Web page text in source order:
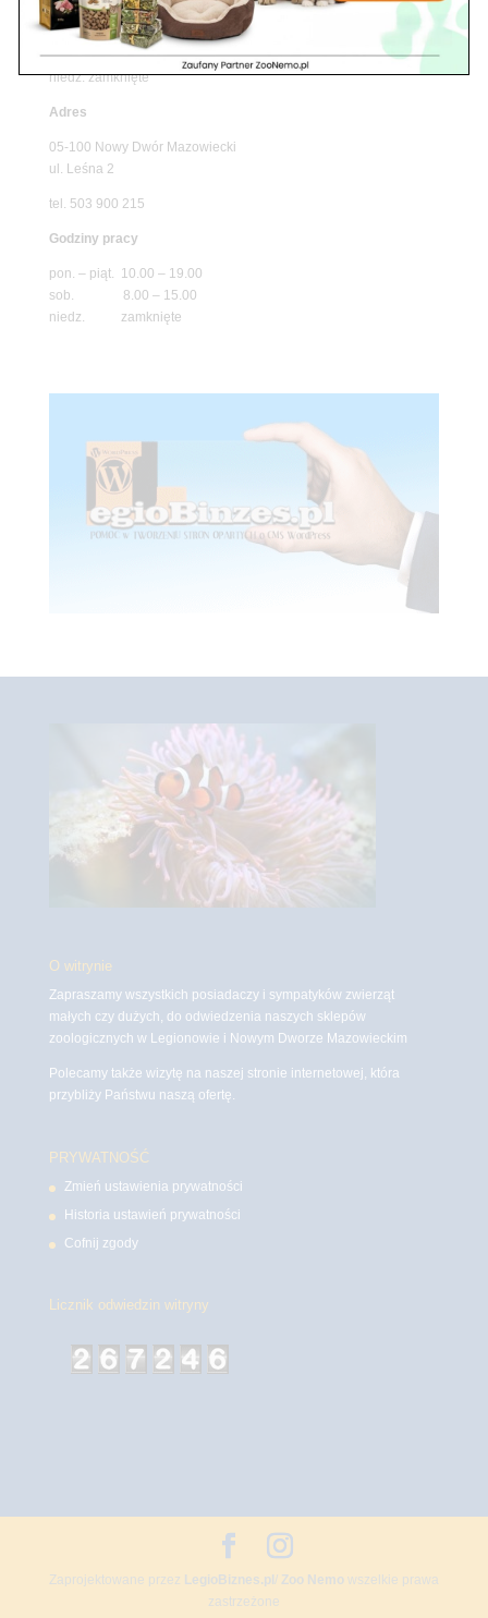
Godziny pracy
pon. – piąt. 10.00 – 19.00
sob. 10.00 – 15.00
niedz. zamknięte
Adres
05-100 Nowy Dwór Mazowiecki
ul. Leśna 2
tel. 503 900 215
Godziny pracy
pon. – piąt. 10.00 – 19.00
sob. 8.00 – 15.00
niedz. zamknięte
O witrynie
Zapraszamy wszystkich posiadaczy i sympatyków zwierząt
małych czy dużych, do odwiedzenia naszych sklepów
zoologicznych w Legionowie i Nowym Dworze Mazowieckim
Polecamy także wizytę na naszej stronie internetowej, która
przybliży Państwu naszą ofertę.
PRYWATNOŚĆ
Zmień ustawienia prywatności
Historia ustawień prywatności
Cofnij zgody
Licznik odwiedzin witryny
Zaprojektowane przez LegioBiznes.pl/ Zoo Nemowszelkie prawa
zastrzeżone